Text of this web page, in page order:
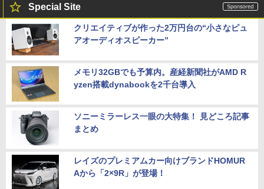
Special Site
クリエイティブが作った2万円台の“小さなピュ
アオーディオスピーカー”
メモリ32GBでも予算内。産経新聞社がAMD R
yzen搭載dynabookを2千台導入
ソニーミラーレス一眼の大特集！ 見どころ記事
まとめ
レイズのプレミアムカー向けブランドHOMUR
Aから「2×9R」が登場！